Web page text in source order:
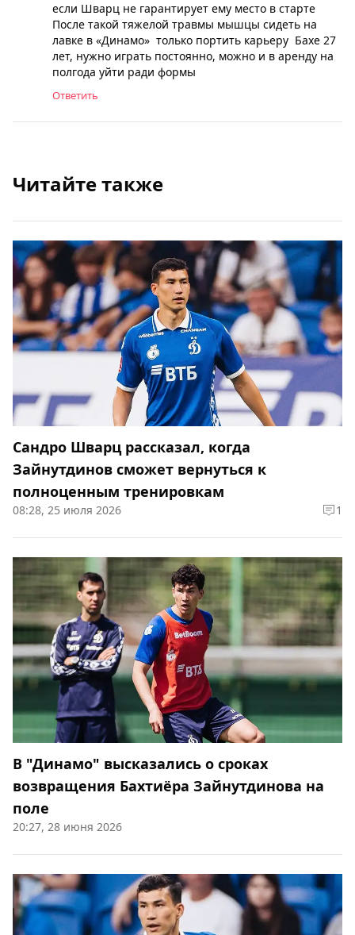
если Шварц не гарантирует ему место в старте
После такой тяжелой травмы мышцы сидеть на
лавке в «Динамо» только портить карьеру Бахе 27
лет, нужно играть постоянно, можно и в аренду на
полгода уйти ради формы
Ответить
Читайте также
Сандро Шварц рассказал, когда
Зайнутдинов сможет вернуться к
полноценным тренировкам
08:28, 25 июля 2026 1
В "Динамо" высказались о сроках
возвращения Бахтиёра Зайнутдинова на
поле
20:27, 28 июня 2026